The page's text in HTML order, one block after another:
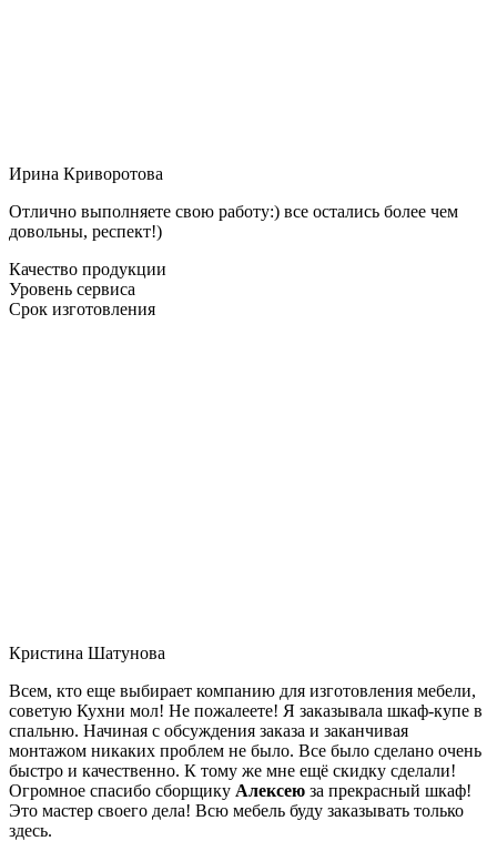
Ирина Криворотова
Отлично выполняете свою работу:) все остались более чем
довольны, респект!)
Качество продукции
Уровень сервиса
Срок изготовления
Кристина Шатунова
Всем, кто еще выбирает компанию для изготовления мебели,
советую Кухни мол! Не пожалеете! Я заказывала шкаф-купе в
спальню. Начиная с обсуждения заказа и заканчивая
монтажом никаких проблем не было. Все было сделано очень
быстро и качественно. К тому же мне ещё скидку сделали!
Огромное спасибо сборщику Алексею за прекрасный шкаф!
Это мастер своего дела! Всю мебель буду заказывать только
здесь.